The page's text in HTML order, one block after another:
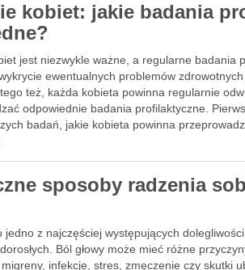
kobiet: jakie badania
jest niezwykle ważne, a regularne badania
ewentualnych problemów
też, każda kobieta powinna regularnie
odpowiednie badania profilaktyczne.
badań, jakie kobieta powinna
pozwala …
sposoby radzenia
jedno z najczęściej występujących
Ból głowy może mieć różne
infekcje, stres, zmęczenie czy skutki